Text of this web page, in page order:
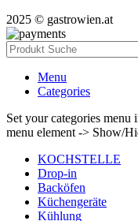
2025 © gastrowien.at
Menu
Categories
Set your categories
menu element -> Show/
KOCHSTELLE
Drop-in
Backöfen
Küchengeräte
Kühlung